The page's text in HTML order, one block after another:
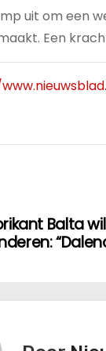
uit om een
Een
Balta